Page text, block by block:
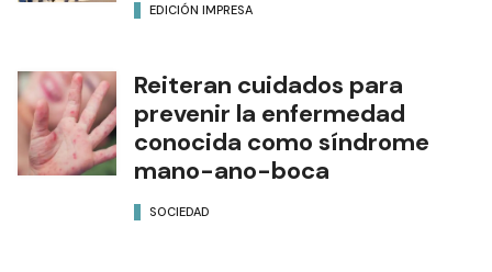
EDICIÓN IMPRESA
Reiteran cuidados para
prevenir la enfermedad
conocida como síndrome
mano-ano-boca
SOCIEDAD